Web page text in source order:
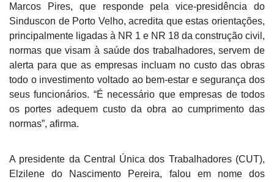
Marcos Pires, que responde pela vice-presidência do
Sinduscon de Porto Velho, acredita que estas orientações,
principalmente ligadas à NR 1 e NR 18 da construção civil,
normas que visam à saúde dos trabalhadores, servem de
alerta para que as empresas incluam no custo das obras
todo o investimento voltado ao bem-estar e segurança dos
seus funcionários. “É necessário que empresas de todos
os portes adequem custo da obra ao cumprimento das
normas”, afirma.
A presidente da Central Única dos Trabalhadores (CUT),
Elzilene do Nascimento Pereira, falou em nome dos